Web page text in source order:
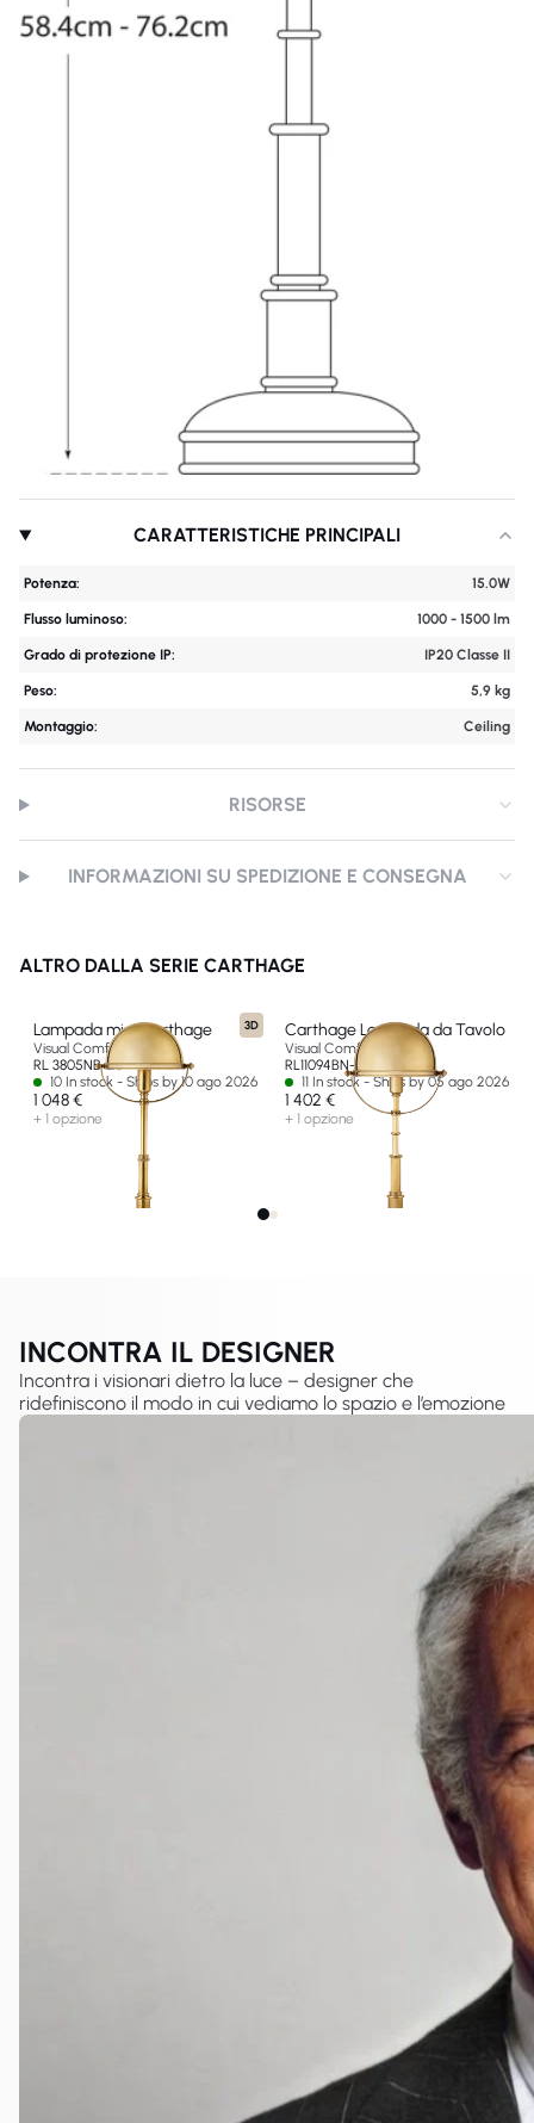
CARATTERISTICHE PRINCIPALI
Potenza: 15.0W
Flusso luminoso: 1000 - 1500 lm
Grado di protezione IP: IP20 Classe II
Peso: 5,9 kg
Montaggio: Ceiling
RISORSE
INFORMAZIONI SU SPEDIZIONE E CONSEGNA
ALTRO DALLA SERIE CARTHAGE
3D
Lampada mini Carthage
Visual Comfort & Co
RL 3805NB-EU
10 In stock - Ships by 10 ago 2026
1 048 €
+ 1 opzione
Carthage Lampada da Tavolo
Visual Comfort & Co
RL11094BN-EU
11 In stock - Ships by 05 ago 2026
1 402 €
+ 1 opzione
INCONTRA IL DESIGNER
Incontra i visionari dietro la luce – designer che
ridefiniscono il modo in cui vediamo lo spazio e l’emozione